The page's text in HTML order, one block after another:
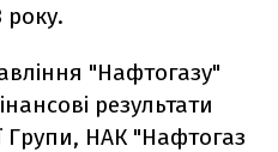
року.
"Нафтогазу"
результати
Групи, НАК "Нафтогаз